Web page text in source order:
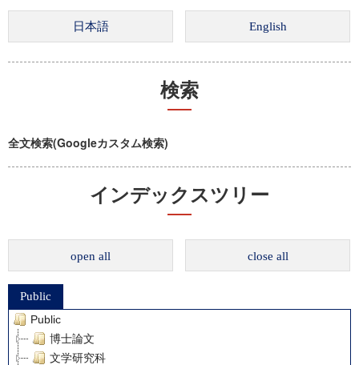
検索
全文検索(Googleカスタム検索)
インデックスツリー
open all close all
Public
Public
博士論文
文学研究科